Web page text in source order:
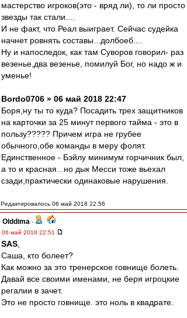
мастерство игроков(это - вряд ли), то ли просто
звезды так стали....
И не факт, что Реал выиграет. Сейчас судейка
начнет ровнять составы...долбоеб....
Ну и напоследок, как там Суворов говорил- раз
везенье,два везенье, помилуй Бог, но надо ж и
уменье!
Bordo0706 » 06 май 2018 22:47
Боря,ну ты то куда? Посадить трех защитников
на карточки за 25 минут первого тайма - это в
пользу????? Причем игра не грубее
обычного,обе команды в меру фолят.
Единственное - Бэйлу минимум горчичник был,
а то и красная...но дык Месси тоже вьехал
сзади,практически одинаковые нарушения.
Редактировалось 06 май 2018 22:56
Olddima -
06 май 2018 22:51
SAS
Саша, кто болеет?
Как можно за это тренерское говнище болеть.
Давай все своими именами, не беря игроцкие
регалии в зачет.
Это не просто говнище. это ноль в квадрате.